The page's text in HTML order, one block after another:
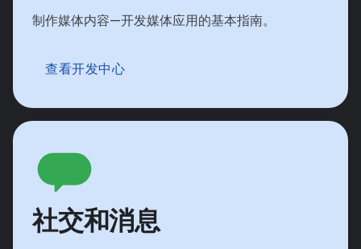
制作媒体内容—开发媒体应用的基本指南。
查看开发中心
社交和消息